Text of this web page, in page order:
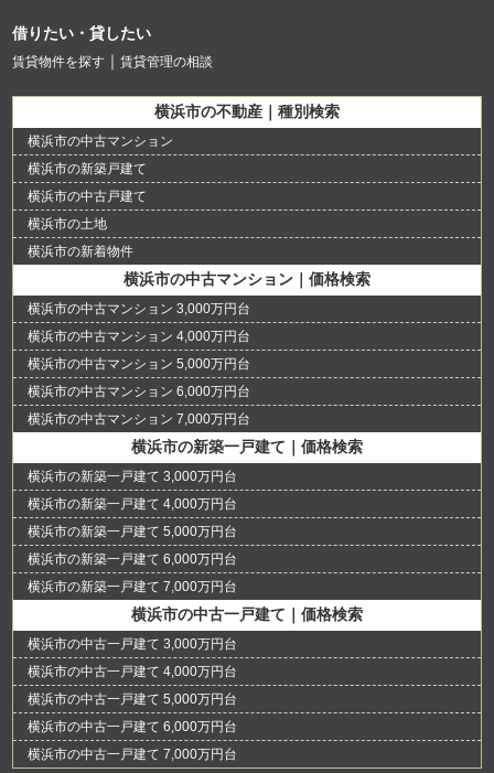
借りたい・貸したい
賃貸物件を探す 賃貸管理の相談
横浜市の不動産｜種別検索
横浜市の中古マンション
横浜市の新築戸建て
横浜市の中古戸建て
横浜市の土地
横浜市の新着物件
横浜市の中古マンション｜価格検索
横浜市の中古マンション 3,000万円台
横浜市の中古マンション 4,000万円台
横浜市の中古マンション 5,000万円台
横浜市の中古マンション 6,000万円台
横浜市の中古マンション 7,000万円台
横浜市の新築一戸建て｜価格検索
横浜市の新築一戸建て 3,000万円台
横浜市の新築一戸建て 4,000万円台
横浜市の新築一戸建て 5,000万円台
横浜市の新築一戸建て 6,000万円台
横浜市の新築一戸建て 7,000万円台
横浜市の中古一戸建て｜価格検索
横浜市の中古一戸建て 3,000万円台
横浜市の中古一戸建て 4,000万円台
横浜市の中古一戸建て 5,000万円台
横浜市の中古一戸建て 6,000万円台
横浜市の中古一戸建て 7,000万円台